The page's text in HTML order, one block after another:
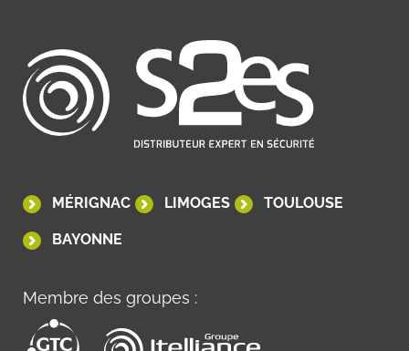
MÉRIGNAC LIMOGES TOULOUSE
BAYONNE
Membre des groupes :